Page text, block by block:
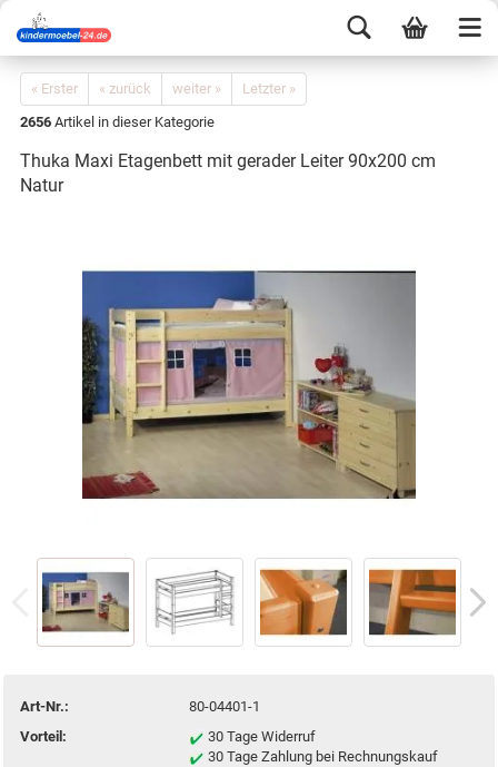
« Erster « zurück weiter »
Letzter »
2656 Artikel in dieser Kategorie
Thuka Maxi Etagenbett mit gerader Leiter 90x200 cm
Natur
Art-Nr.:
80-04401-1
Vorteil:
30 Tage Widerruf
30 Tage Zahlung bei Rechnungskauf